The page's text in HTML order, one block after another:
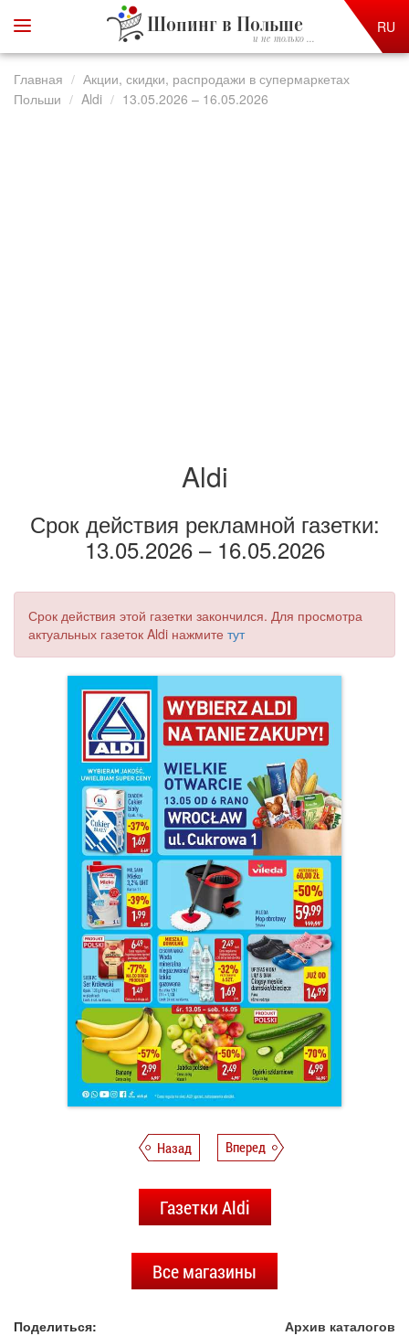
Шопинг в Польше
и не только ...
RU
Главная
Акции, скидки, распродажи в супермаркетах
Польши
Aldi 13.05.2026 – 16.05.2026
Aldi
Срок действия рекламной газетки:
13.05.2026 – 16.05.2026
Срок действия этой газетки закончился. Для просмотра
актуальных газеток Aldi нажмите тут
Назад Вперед
Газетки Aldi
Все магазины
Поделиться: Архив каталогов